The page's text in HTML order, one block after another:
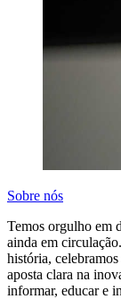
Sobre nós
Temos orgulho em
ainda em
história,
aposta clara na
informar, educar e